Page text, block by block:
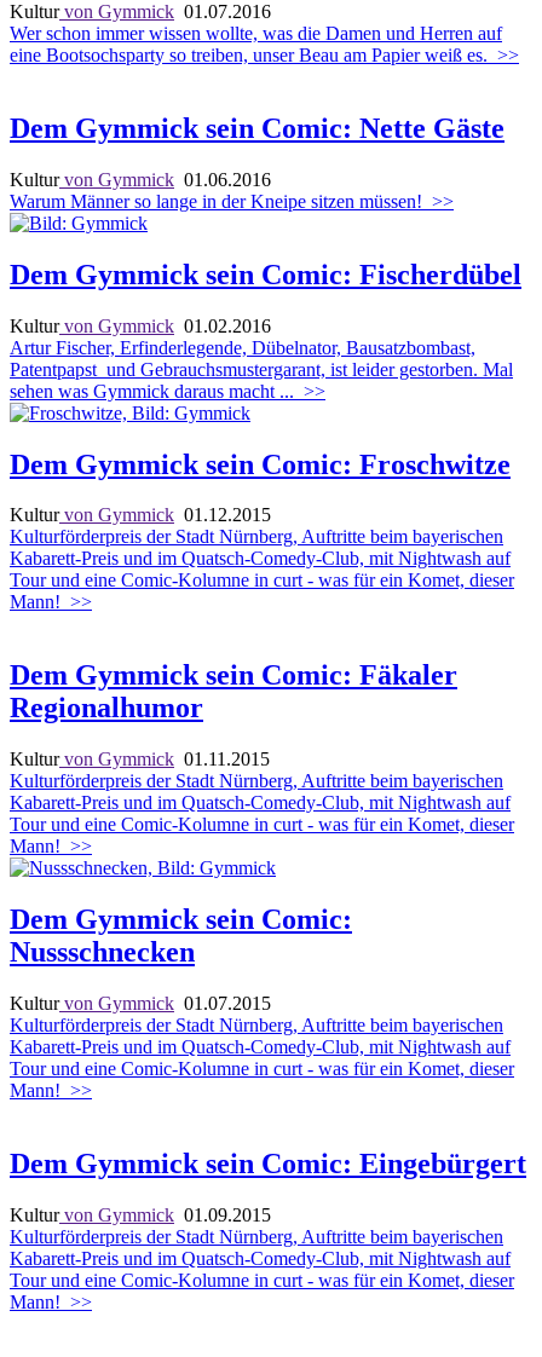
Kulturvon Gymmick 01.07.2016
Wer schon immer wissen wollte, was die Damen und Herren auf
eine Bootsochsparty so treiben, unser Beau am Papier weiß es. >>
Dem Gymmick sein Comic: Nette Gäste
Kulturvon Gymmick 01.06.2016
Warum Männer so lange in der Kneipe sitzen müssen! >>
Dem Gymmick sein Comic: Fischerdübel
Kulturvon Gymmick 01.02.2016
Artur Fischer, Erfinderlegende, Dübelnator, Bausatzbombast,
Patentpapst und Gebrauchsmustergarant, ist leider gestorben. Mal
sehen was Gymmick daraus macht ... >>
Dem Gymmick sein Comic: Froschwitze
Kulturvon Gymmick 01.12.2015
Kulturförderpreis der Stadt Nürnberg, Auftritte beim bayerischen
Kabarett-Preis und im Quatsch-Comedy-Club, mit Nightwash auf
Tour und eine Comic-Kolumne in curt - was für ein Komet, dieser
Mann! >>
Dem Gymmick sein Comic: Fäkaler
Regionalhumor
Kulturvon Gymmick 01.11.2015
Kulturförderpreis der Stadt Nürnberg, Auftritte beim bayerischen
Kabarett-Preis und im Quatsch-Comedy-Club, mit Nightwash auf
Tour und eine Comic-Kolumne in curt - was für ein Komet, dieser
Mann! >>
Dem Gymmick sein Comic:
Nussschnecken
Kulturvon Gymmick 01.07.2015
Kulturförderpreis der Stadt Nürnberg, Auftritte beim bayerischen
Kabarett-Preis und im Quatsch-Comedy-Club, mit Nightwash auf
Tour und eine Comic-Kolumne in curt - was für ein Komet, dieser
Mann! >>
Dem Gymmick sein Comic: Eingebürgert
Kulturvon Gymmick 01.09.2015
Kulturförderpreis der Stadt Nürnberg, Auftritte beim bayerischen
Kabarett-Preis und im Quatsch-Comedy-Club, mit Nightwash auf
Tour und eine Comic-Kolumne in curt - was für ein Komet, dieser
Mann! >>